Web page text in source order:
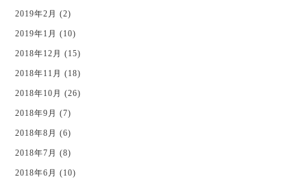
2019年2月 (2)
2019年1月 (10)
2018年12月 (15)
2018年11月 (18)
2018年10月 (26)
2018年9月 (7)
2018年8月 (6)
2018年7月 (8)
2018年6月 (10)